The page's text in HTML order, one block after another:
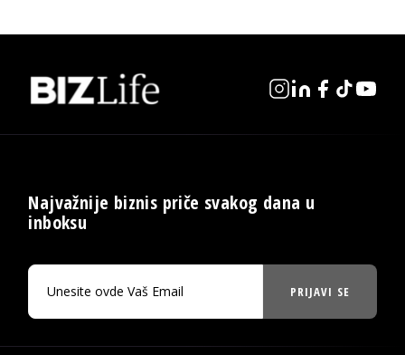
Najvažnije biznis priče svakog dana u
inboksu
PRIJAVI SE